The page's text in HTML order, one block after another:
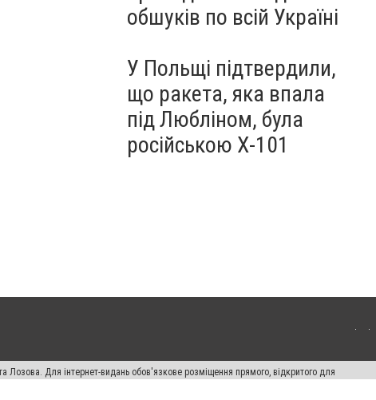
обшуків по всій Україні
У Польщі підтвердили,
що ракета, яка впала
під Любліном, була
російською Х-101
Лозова. Для інтернет-видань обов'язкове розміщення прямого, відкритого для